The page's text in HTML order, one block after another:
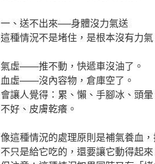
一、送不出來──身體沒力氣送
這種情況不是堵住，是根本沒有力
氣虛——推不動，快遞車沒油了。
血虛——沒內容物，倉庫空了。
會讓人覺得：累、懶、手腳冰、頭
不好、皮膚乾癢。
像這種情況的處理原則是補氣養血
不只是給它吃的，還要讓它動得起來